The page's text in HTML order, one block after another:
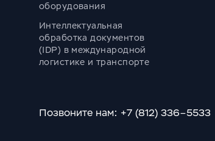
оборудования
Интеллектуальная
обработка документов
(IDP) в международной
логистике и транспорте
Позвоните нам: +7 (812) 336–5533